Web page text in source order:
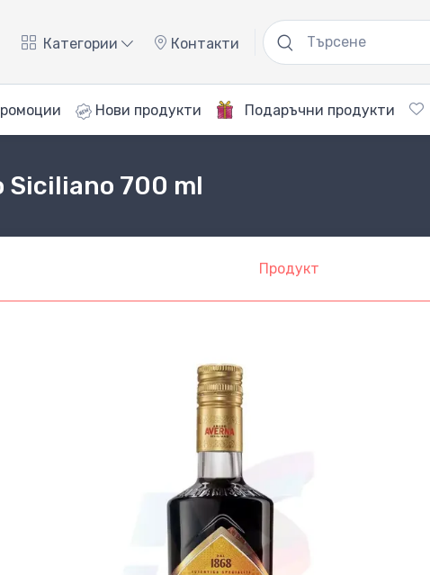
Категории Контакти
Нови продукти Подаръчни продукти
Siciliano 700 ml
Продукт